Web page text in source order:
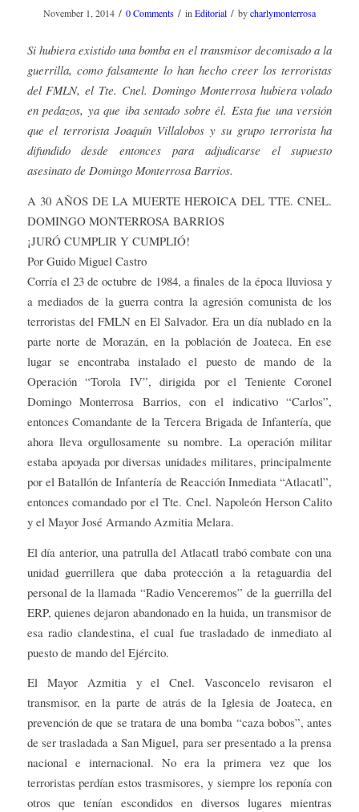
November 1, 2014 / 0 Comments / inEditorial / bycharlymonterrosa
Si hubiera existido una bomba en el transmisor decomisado a la
guerrilla, como falsamente lo han hecho creer los terroristas
del FMLN, el Tte. Cnel. Domingo Monterrosa hubiera volado
en pedazos, ya que iba sentado sobre él. Esta fue una versión
que el terrorista Joaquín Villalobos y su grupo terrorista ha
difundido desde entonces para adjudicarse el supuesto
asesinato de Domingo Monterrosa Barrios.
A 30 AÑOS DE LA MUERTE HEROICA DEL TTE. CNEL.
DOMINGO MONTERROSA BARRIOS
¡JURÓ CUMPLIR Y CUMPLIÓ!
Por Guido Miguel Castro
Corría el 23 de octubre de 1984, a finales de la época lluviosa y
a mediados de la guerra contra la agresión comunista de los
terroristas del FMLN en El Salvador. Era un día nublado en la
parte norte de Morazán, en la población de Joateca. En ese
lugar se encontraba instalado el puesto de mando de la
Operación “Torola IV”, dirigida por el Teniente Coronel
Domingo Monterrosa Barrios, con el indicativo “Carlos”,
entonces Comandante de la Tercera Brigada de Infantería, que
ahora lleva orgullosamente su nombre. La operación militar
estaba apoyada por diversas unidades militares, principalmente
por el Batallón de Infantería de Reacción Inmediata “Atlacatl”,
entonces comandado por el Tte. Cnel. Napoleón Herson Calito
y el Mayor José Armando Azmitia Melara.
El día anterior, una patrulla del Atlacatl trabó combate con una
unidad guerrillera que daba protección a la retaguardia del
personal de la llamada “Radio Venceremos” de la guerrilla del
ERP, quienes dejaron abandonado en la huida, un transmisor de
esa radio clandestina, el cual fue trasladado de inmediato al
puesto de mando del Ejército.
El Mayor Azmitia y el Cnel. Vasconcelo revisaron el
transmisor, en la parte de atrás de la Iglesia de Joateca, en
prevención de que se tratara de una bomba “caza bobos”, antes
de ser trasladada a San Miguel, para ser presentado a la prensa
nacional e internacional. No era la primera vez que los
terroristas perdían estos trasmisores, y siempre los reponía con
otros que tenían escondidos en diversos lugares mientras